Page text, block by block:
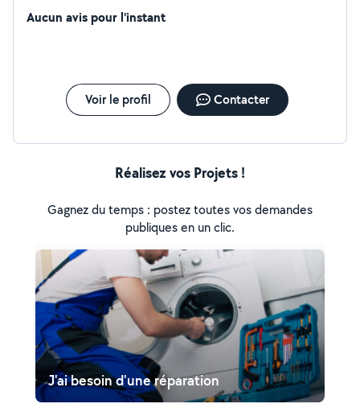
Aucun avis pour l'instant
Voir le profil Contacter
Réalisez vos Projets !
Gagnez du temps : postez toutes vos demandes
publiques en un clic.
J'ai besoin d'une réparation